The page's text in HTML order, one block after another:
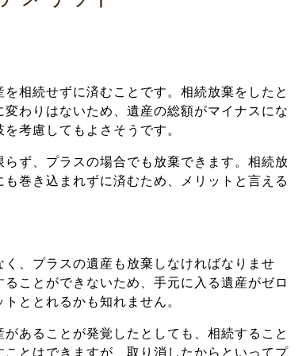
相続せずに済むことです。相続放棄をしたと
わりはないため、遺産の総額がマイナスにな
考慮してもよさそうです。
ず、プラスの場合でも放棄できます。相続放
巻き込まれずに済むため、メリットと言える
、プラスの遺産も放棄しなければなりませ
ことができないため、手元に入る遺産がゼロ
ととれるかも知れません。
あることが発覚したとしても、相続すること
とはできますが、取り消したからといってプ